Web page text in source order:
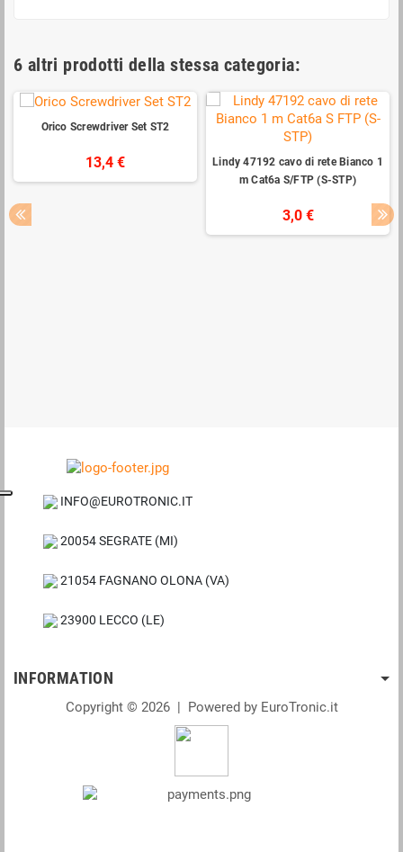
6 altri prodotti della stessa categoria:
Orico Screwdriver Set ST2
13,4 €
Lindy 47192 cavo di rete Bianco 1
m Cat6a S/FTP (S-STP)
3,0 €
INFO@EUROTRONIC.IT
20054 SEGRATE (MI)
21054 FAGNANO OLONA (VA)
23900 LECCO (LE)
INFORMATION
Copyright © 2026 | Powered by EuroTronic.it